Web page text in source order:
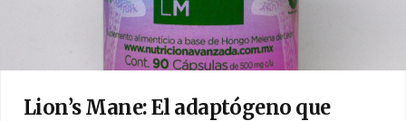
Lion’s Mane: El adaptógeno que